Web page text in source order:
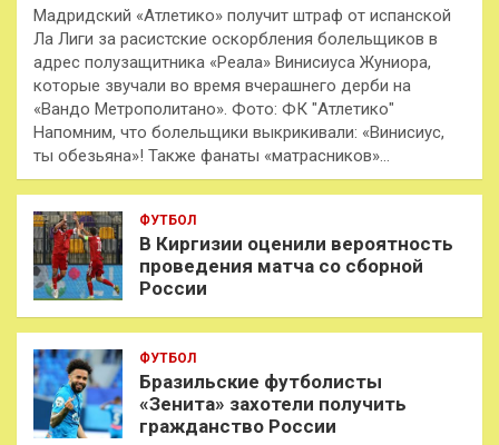
Мадридский «Атлетико» получит штраф от испанской
Ла Лиги за расистские оскорбления болельщиков в
адрес полузащитника «Реала» Винисиуса Жуниора,
которые звучали во время вчерашнего дерби на
«Вандо Метрополитано». Фото: ФК "Атлетико"
Напомним, что болельщики выкрикивали: «Винисиус,
ты обезьяна»! Также фанаты «матрасников»…
ФУТБОЛ
В Киргизии оценили вероятность
проведения матча со сборной
России
ФУТБОЛ
Бразильские футболисты
«Зенита» захотели получить
гражданство России